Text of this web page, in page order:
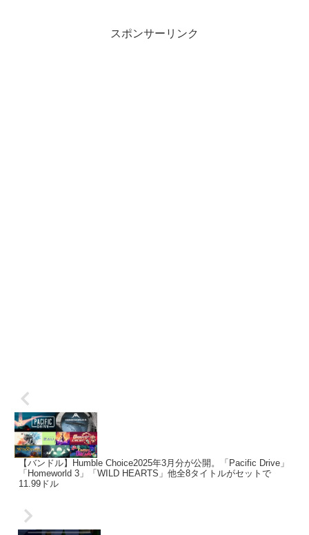
スポンサーリンク
【バンドル】Humble Choice2025年3月分が公開。「Pacific Drive」
「Homeworld 3」「WILD HEARTS」他全8タイトルがセットで
11.99ドル